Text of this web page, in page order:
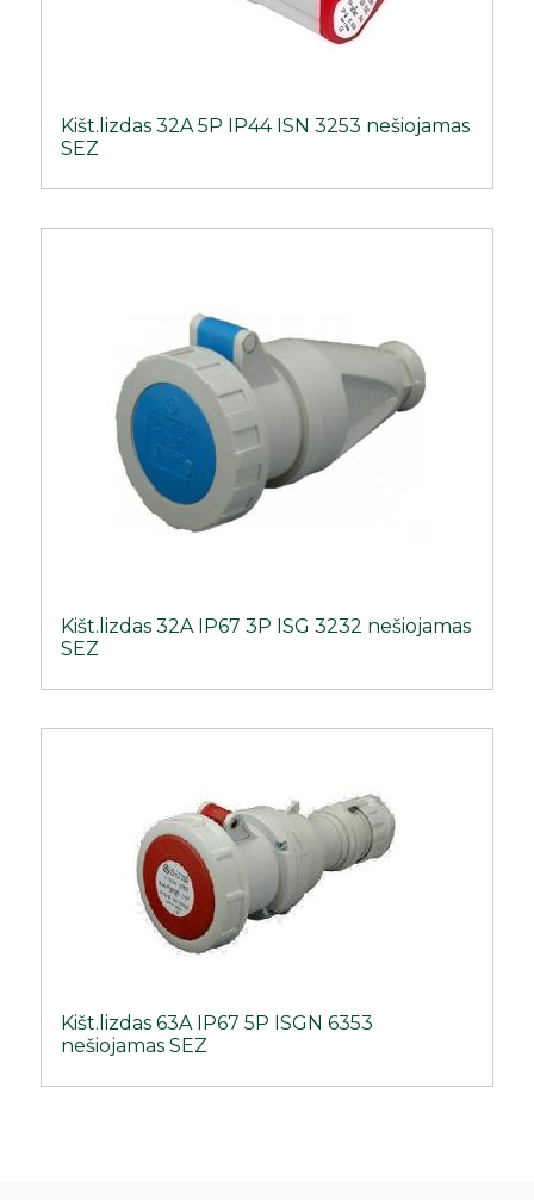
Kišt.lizdas 32A 5P IP44 ISN 3253 nešiojamas
SEZ
Kišt.lizdas 32A IP67 3P ISG 3232 nešiojamas
SEZ
Kišt.lizdas 63A IP67 5P ISGN 6353
nešiojamas SEZ